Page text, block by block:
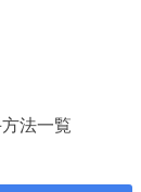
法一覧